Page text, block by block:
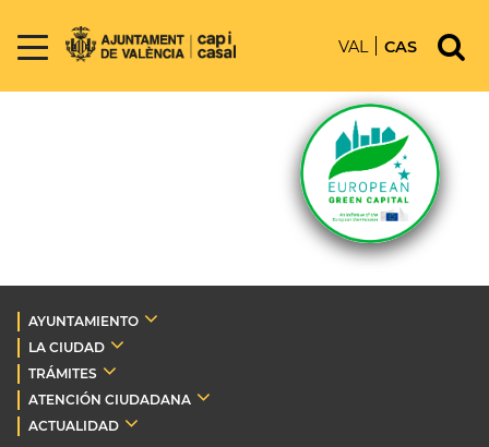
VAL CAS
AYUNTAMIENTO
LA CIUDAD
TRÁMITES
ATENCIÓN CIUDADANA
ACTUALIDAD